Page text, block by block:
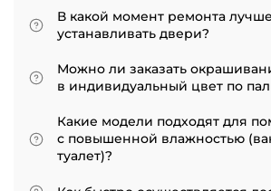
Итоговая сумма зависит от
двери и габаритов проема.
цена за установку стандартной
покрытием «экошпон»
рублей.
В какой момент ремонта
устанавливать двери?
Мы советуем приступать к
того, как уложено напольное
противном случае из-за
пола полотно может не
его придется подрезать.
двери по окончании всех
лучше заранее подготовить
Можно ли заказать
в индивидуальный цвет по
ассортименте представлены
модели от разных фабрик
Какие модели подходят для
с повышенной влажностью
туалет)?